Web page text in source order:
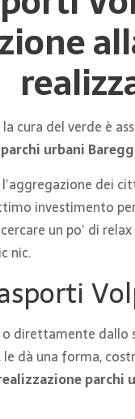
cura del verde è
urbani
dei
investimento
un po’ di
nic.
direttamente
dà una forma,
parchi